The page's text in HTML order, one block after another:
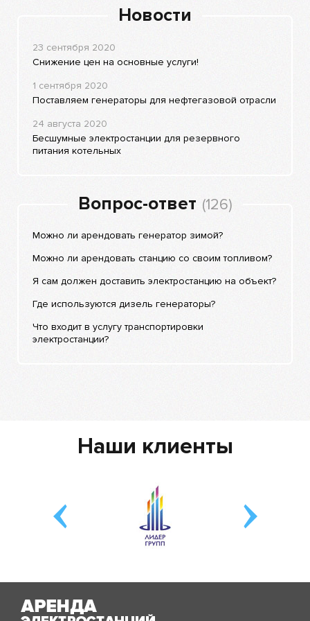
Новости
23 сентября 2020
Снижение цен на основные услуги!
1 сентября 2020
Поставляем генераторы для нефтегазовой отрасли
24 августа 2020
Бесшумные электростанции для резервного
питания котельных
Вопрос-ответ (126)
Можно ли арендовать генератор зимой?
Можно ли арендовать станцию со своим топливом?
Я сам должен доставить электростанцию на объект?
Где используются дизель генераторы?
Что входит в услугу транспортировки
электростанции?
Наши клиенты